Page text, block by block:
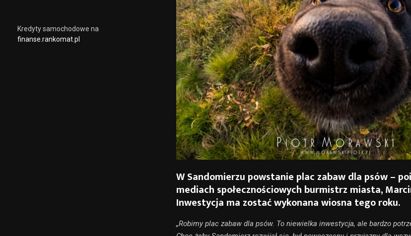
W Sandomierzu powstanie plac zabaw dla psów –
mediach społecznościowych burmistrz miasta,
Inwestycja ma zostać wykonana wiosna tego roku.
„Robimy plac zabaw dla psów. To niewielka inwestycja, ale bardzo
Kredyty samochodowe na
finanse.rankomat.pl